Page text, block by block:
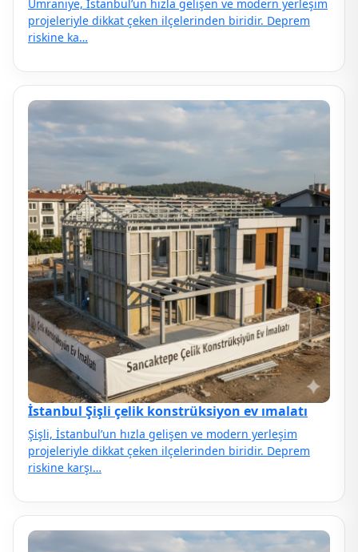
Ümraniye, İstanbul’un hızla gelişen ve modern yerleşim
projeleriyle dikkat çeken ilçelerinden biridir. Deprem
riskine ka…
İstanbul Şişli çelik konstrüksiyon ev ımalatı
Şişli, İstanbul’un hızla gelişen ve modern yerleşim
projeleriyle dikkat çeken ilçelerinden biridir. Deprem
riskine karşı…